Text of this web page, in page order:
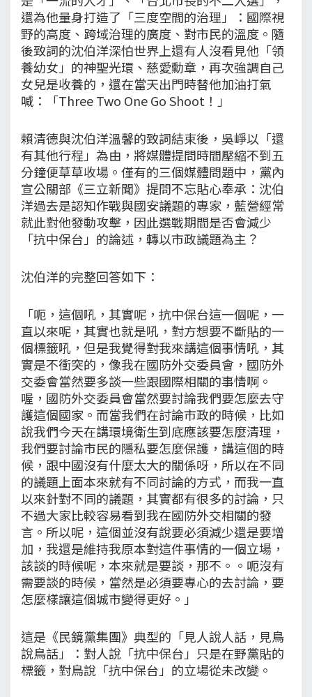
還為他量身打造了「三度空間的治理」：國際視
野的高度、跨域治理的廣度、對市民的溫度。隨
後致詞的沈伯洋深怕世界上還有人沒看見他「領
養幼女」的神聖光環、慈愛勳章，再次強調自己
女兒是收養的，還在當天出門時替他加油打氣
喊：「Three Two One Go Shoot！」
賴清德與沈伯洋溫馨的致詞結束後，吳崢以「還
有其他行程」為由，將媒體提問時間壓縮不到五
分鐘便草草收場。僅有的三個媒體問題中，黨內
宣公關部《三立新聞》提問不忘貼心奉承：沈伯
洋過去是認知作戰與國安議題的專家，藍營經常
就此對他發動攻擊，因此選戰期間是否會減少
「抗中保台」的論述，轉以市政議題為主？
沈伯洋的完整回答如下：
「呃，這個吼，其實呢，抗中保台這一個呢，一
直以來呢，其實也就是吼，對方想要不斷貼的一
個標籤吼，但是我覺得對我來講這個事情吼，其
實是不衝突的，像我在國防外交委員會，國防外
交委會當然要多談一些跟國際相關的事情啊。
喔，國防外交委員會當然要討論我們要怎麼去守
護這個國家。而當我們在討論市政的時候，比如
說我們今天在講環境衛生到底應該要怎麼清理，
我們要討論市民的隱私要怎麼保護，講這個的時
候，跟中國沒有什麼太大的關係呀，所以在不同
的議題上面本來就有不同討論的方式，而我一直
以來針對不同的議題，其實都有很多的討論，只
不過大家比較容易看到我在國防外交相關的發
言。所以呢，這個並沒有說要必須減少還是要增
加，我還是維持我原本對這件事情的一個立場，
該談的時候呢，本來就是要談，那不。。呃沒有
需要談的時候，當然是必須要專心的去討論，要
怎麼樣讓這個城市變得更好。」
這是《民鏡黨集團》典型的「見人說人話，見鳥
說鳥話」：對人說「抗中保台」只是在野黨貼的
標籤，對鳥說「抗中保台」的立場從未改變。